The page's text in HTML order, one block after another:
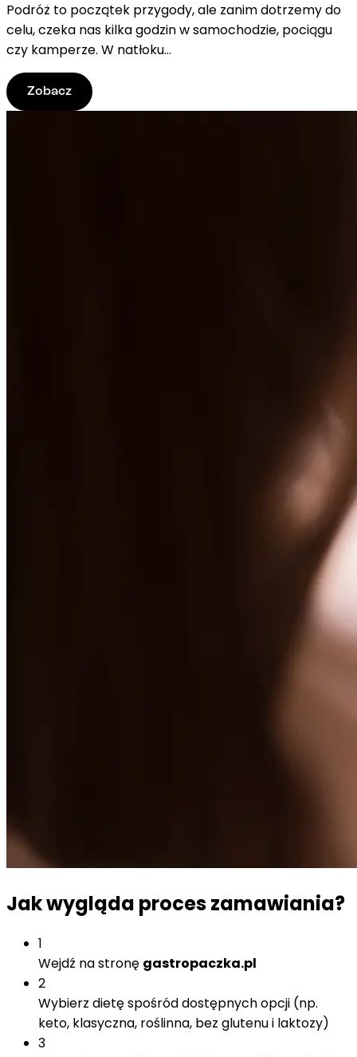
Podróż to początek przygody, ale zanim dotrzemy do
celu, czeka nas kilka godzin w samochodzie, pociągu
czy kamperze. W natłoku...
Zobacz
Jak wygląda proces zamawiania?
1
Wejdź na stronę gastropaczka.pl
2
Wybierz dietę spośród dostępnych opcji (np.
keto, klasyczna, roślinna, bez glutenu i laktozy)
3